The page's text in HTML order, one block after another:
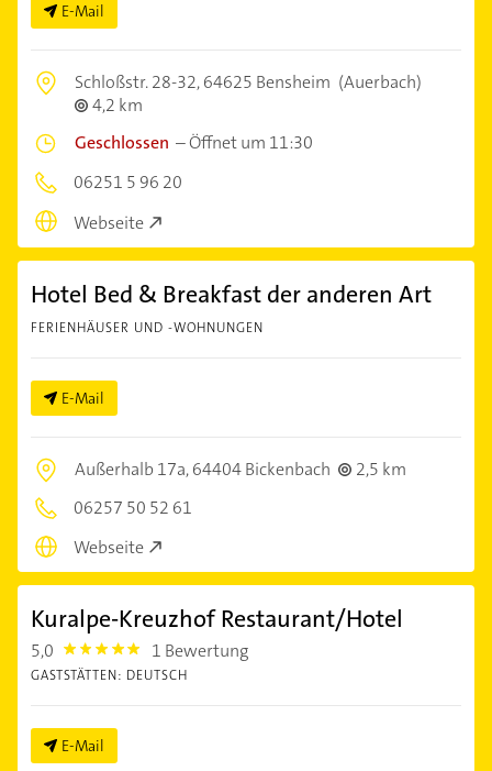
E-Mail
Schloßstr. 28-32,64625 Bensheim (Auerbach)
4,2 km
Geschlossen –Öffnet um 11:30
06251 5 96 20
Webseite
Hotel Bed & Breakfast der anderen Art
FERIENHÄUSER UND -WOHNUNGEN
E-Mail
Außerhalb 17a,64404 Bickenbach
2,5 km
06257 50 52 61
Webseite
Kuralpe-Kreuzhof Restaurant/Hotel
5,0 5.0 1 Bewertung
GASTSTÄTTEN: DEUTSCH
E-Mail